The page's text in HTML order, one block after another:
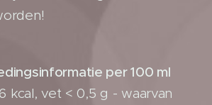
per 100 ml
kcal, vet < 0,5 g - waarvan